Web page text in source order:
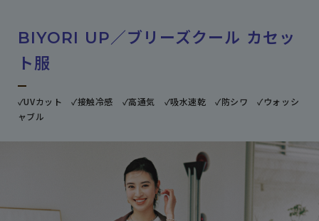
BIYORI UP／ブリーズクール カセッ
ト服
✓UVカット ✓接触冷感 ✓高通気 ✓吸水速乾 ✓防シワ ✓ウォッシ
ャブル